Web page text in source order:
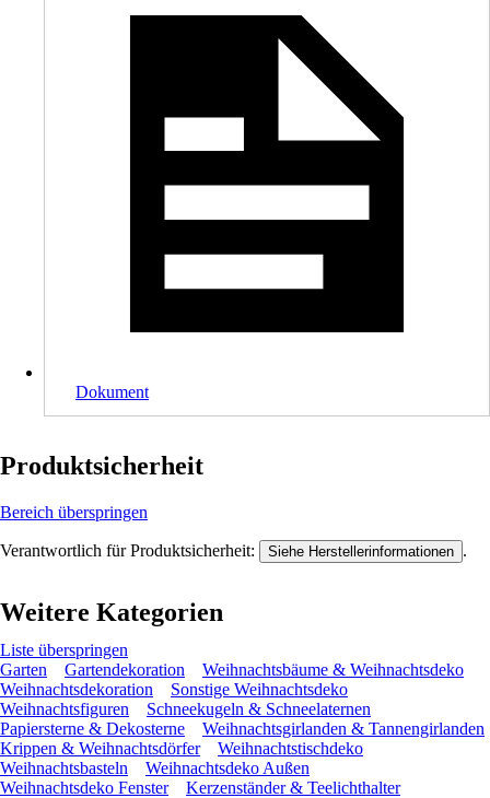
Dokument
Produktsicherheit
Bereich überspringen
Verantwortlich für Produktsicherheit: Siehe Herstellerinformationen .
Weitere Kategorien
Liste überspringen
Garten
Gartendekoration
Weihnachtsbäume & Weihnachtsdeko
Weihnachtsdekoration
Sonstige Weihnachtsdeko
Weihnachtsfiguren
Schneekugeln & Schneelaternen
Papiersterne & Dekosterne
Weihnachtsgirlanden & Tannengirlanden
Krippen & Weihnachtsdörfer
Weihnachtstischdeko
Weihnachtsbasteln
Weihnachtsdeko Außen
Weihnachtsdeko Fenster
Kerzenständer & Teelichthalter